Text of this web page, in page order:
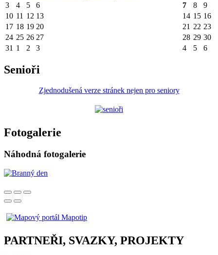
3 4 5 6 7 8
9
10 11 12 13 14 15 16
17 18 19 20 21 22 23
24 25 26 27 28 29 30
31 1 2 3 4 5 6
Senioři
Zjednodušená verze stránek nejen pro seniory
Fotogalerie
Náhodná fotogalerie
PARTNEŘI, SVAZKY, PROJEKTY